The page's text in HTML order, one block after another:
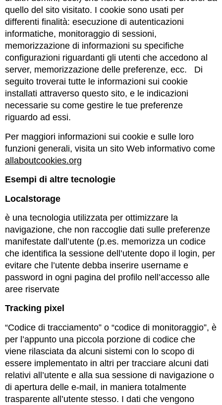
quello del sito visitato. I cookie sono usati per
differenti finalità: esecuzione di autenticazioni
informatiche, monitoraggio di sessioni,
memorizzazione di informazioni su specifiche
configurazioni riguardanti gli utenti che accedono al
server, memorizzazione delle preferenze, ecc. Di
seguito troverai tutte le informazioni sui cookie
installati attraverso questo sito, e le indicazioni
necessarie su come gestire le tue preferenze
riguardo ad essi.
Per maggiori informazioni sui cookie e sulle loro
funzioni generali, visita un sito Web informativo come
allaboutcookies.org
Esempi di altre tecnologie
Localstorage
è una tecnologia utilizzata per ottimizzare la
navigazione, che non raccoglie dati sulle preferenze
manifestate dall’utente (p.es. memorizza un codice
che identifica la sessione dell’utente dopo il login, per
evitare che l’utente debba inserire username e
password in ogni pagina del profilo nell’accesso alle
aree riservate
Tracking pixel
“Codice di tracciamento” o “codice di monitoraggio”, è
per l’appunto una piccola porzione di codice che
viene rilasciata da alcuni sistemi con lo scopo di
essere implementato in altri per tracciare alcuni dati
relativi all’utente e alla sua sessione di navigazione o
di apertura delle e-mail, in maniera totalmente
trasparente all’utente stesso. I dati che vengono